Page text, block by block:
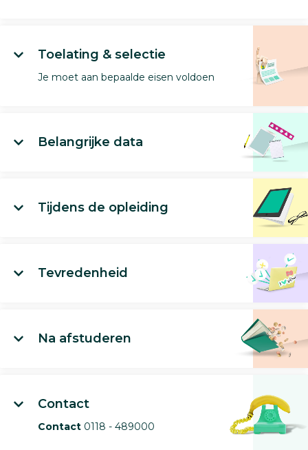
Toelating & selectie
Je moet aan bepaalde eisen voldoen
Belangrijke data
Tijdens de opleiding
Tevredenheid
Na afstuderen
Contact
Contact 0118 - 489000